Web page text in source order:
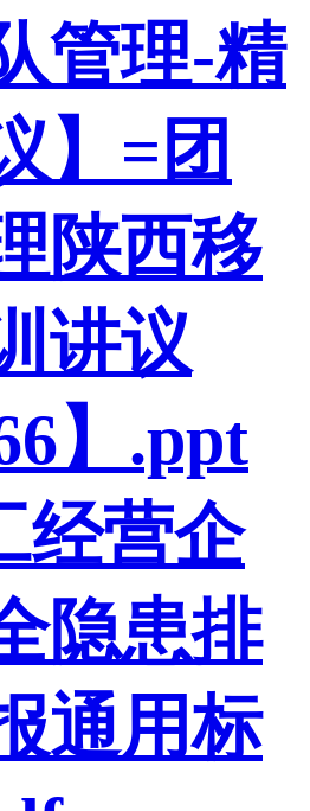
管理-精
】=团
陕西移
讲议
】.ppt
经营企
隐患排
通用标